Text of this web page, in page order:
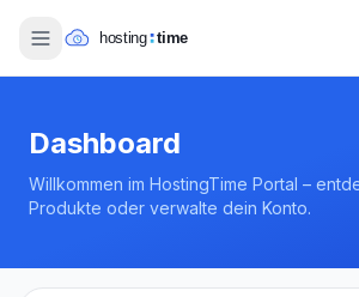
Dashboard
Willkommen im HostingTime Portal –
Produkte oder verwalte dein Konto.